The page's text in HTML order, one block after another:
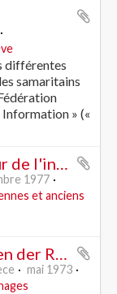
différentes
samaritains
Information » («
Aarau: Théâtre de rue en faveur de l'initiative fédérale pour la solution des délais en matière d'avortement
1977
et anciens
Abgeaenderte Statuten der RML, angenommen am Kongress vom 4.-6. Mai 1973
mai 1973